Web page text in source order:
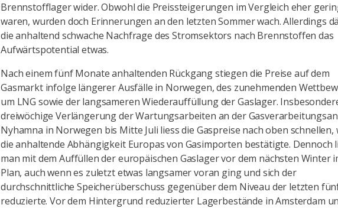
Brennstofflager wider. Obwohl die Preissteigerungen im Vergleich eher
waren, wurden doch Erinnerungen an den letzten Sommer wach. Allerdings
die anhaltend schwache Nachfrage des Stromsektors nach Brennstoffen das
Aufwärtspotential etwas.
Nach einem fünf Monate anhaltenden Rückgang stiegen die Preise auf dem
Gasmarkt infolge längerer Ausfälle in Norwegen, des zunehmenden
um LNG sowie der langsameren Wiederauffüllung der Gaslager.
dreiwöchige Verlängerung der Wartungsarbeiten an der
Nyhamna in Norwegen bis Mitte Juli liess die Gaspreise nach oben schnellen,
die anhaltende Abhängigkeit Europas von Gasimporten bestätigte. Dennoch
man mit dem Auffüllen der europäischen Gaslager vor dem nächsten Winter
Plan, auch wenn es zuletzt etwas langsamer voran ging und sich der
durchschnittliche Speicherüberschuss gegenüber dem Niveau der letzten
reduzierte. Vor dem Hintergrund reduzierter Lagerbestände in Amsterdam